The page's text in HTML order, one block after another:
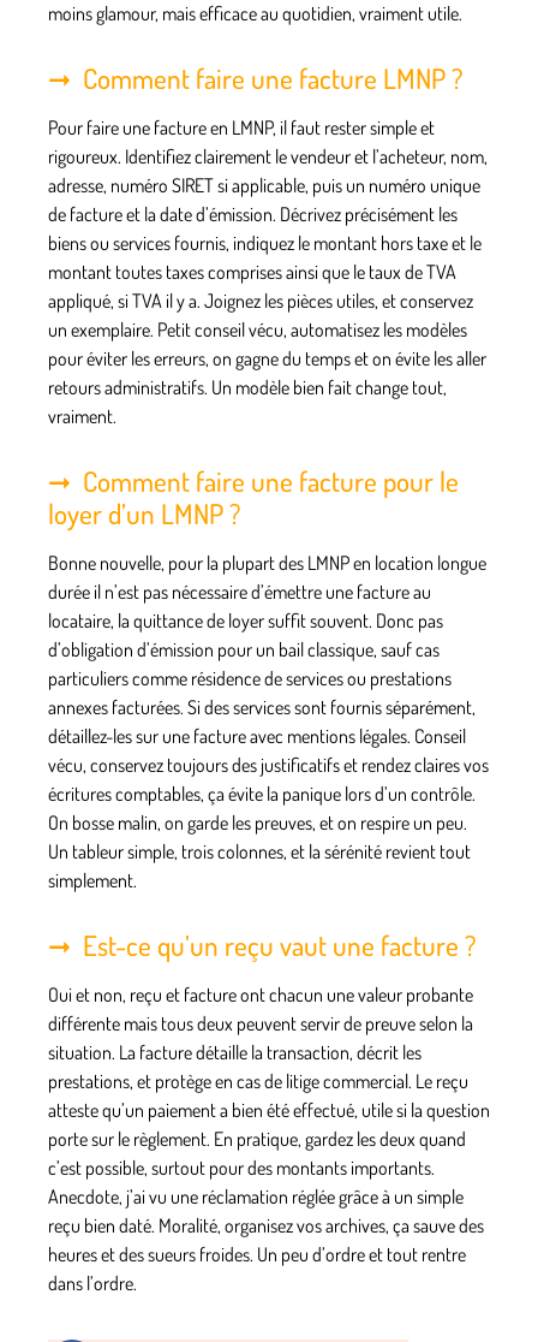
moins glamour, mais efficace au quotidien, vraiment utile.
Comment faire une facture LMNP ?
Pour faire une facture en LMNP, il faut rester simple et
rigoureux. Identifiez clairement le vendeur et l’acheteur, nom,
adresse, numéro SIRET si applicable, puis un numéro unique
de facture et la date d’émission. Décrivez précisément les
biens ou services fournis, indiquez le montant hors taxe et le
montant toutes taxes comprises ainsi que le taux de TVA
appliqué, si TVA il y a. Joignez les pièces utiles, et conservez
un exemplaire. Petit conseil vécu, automatisez les modèles
pour éviter les erreurs, on gagne du temps et on évite les aller
retours administratifs. Un modèle bien fait change tout,
vraiment.
Comment faire une facture pour le
loyer d’un LMNP ?
Bonne nouvelle, pour la plupart des LMNP en location longue
durée il n’est pas nécessaire d’émettre une facture au
locataire, la quittance de loyer suffit souvent. Donc pas
d’obligation d’émission pour un bail classique, sauf cas
particuliers comme résidence de services ou prestations
annexes facturées. Si des services sont fournis séparément,
détaillez-les sur une facture avec mentions légales. Conseil
vécu, conservez toujours des justificatifs et rendez claires vos
écritures comptables, ça évite la panique lors d’un contrôle.
On bosse malin, on garde les preuves, et on respire un peu.
Un tableur simple, trois colonnes, et la sérénité revient tout
simplement.
Est-ce qu’un reçu vaut une facture ?
Oui et non, reçu et facture ont chacun une valeur probante
différente mais tous deux peuvent servir de preuve selon la
situation. La facture détaille la transaction, décrit les
prestations, et protège en cas de litige commercial. Le reçu
atteste qu’un paiement a bien été effectué, utile si la question
porte sur le règlement. En pratique, gardez les deux quand
c’est possible, surtout pour des montants importants.
Anecdote, j’ai vu une réclamation réglée grâce à un simple
reçu bien daté. Moralité, organisez vos archives, ça sauve des
heures et des sueurs froides. Un peu d’ordre et tout rentre
dans l’ordre.